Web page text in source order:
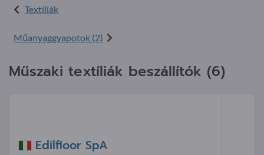
Textíliák
Műanyaggyapotok (2)
Műszaki textíliák beszállítók (6)
Edilfloor SpA